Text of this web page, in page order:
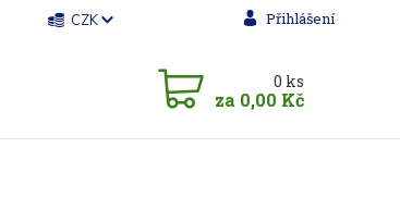
CZK Přihlášení
0 ks
za 0,00 Kč